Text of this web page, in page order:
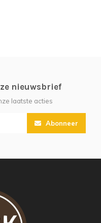
nieuwsbrief
laatste acties
Abonneer